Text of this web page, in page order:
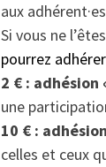
aux
Si vous ne
pourrez
2 € : adhésion
une
10 € :
celles et ceux